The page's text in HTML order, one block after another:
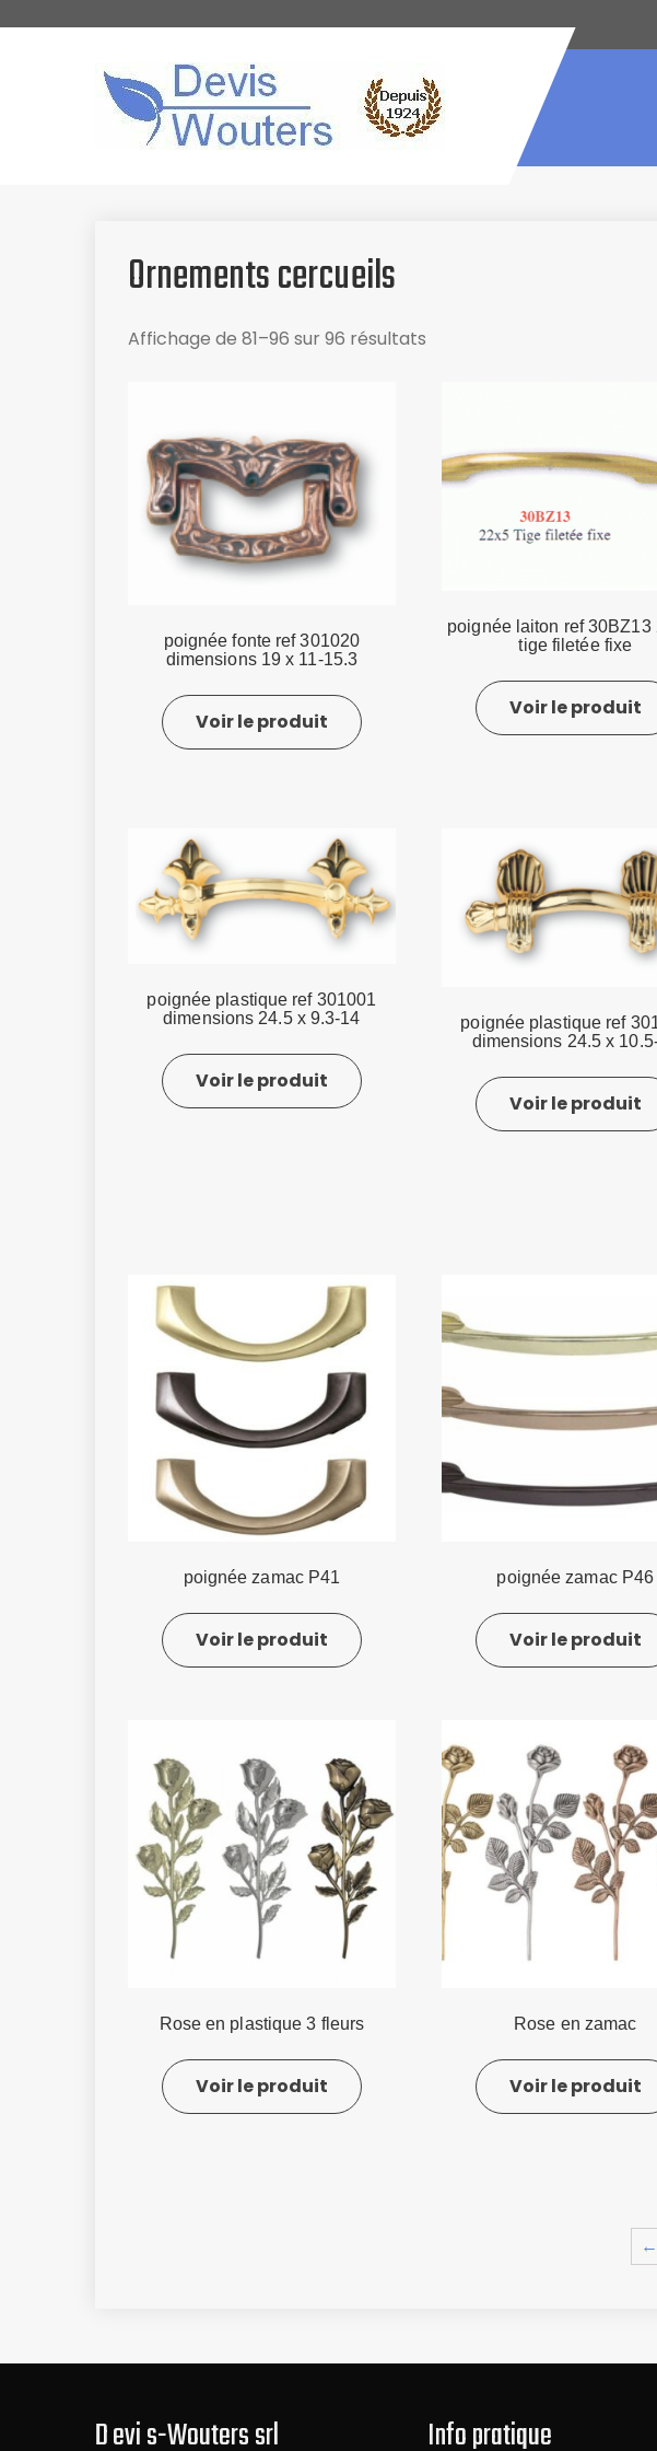
Ornements cercueils
Affichage de 81–96 sur 96 résultats
poignée fonte ref 301020
dimensions 19 x 11-15.3
Voir le produit
poignée laiton ref 30BZ13
tige filetée fixe
Voir le produit
poignée plastique ref 301001
dimensions 24.5 x 9.3-14
Voir le produit
poignée plastique ref
dimensions 24.5 x
Voir le produit
poignée zamac P41
Voir le produit
poignée zamac P46
Voir le produit
Rose en plastique 3 fleurs
Voir le produit
Rose en zamac
Voir le produit
←
D evi s-Wouters srl Info pratique